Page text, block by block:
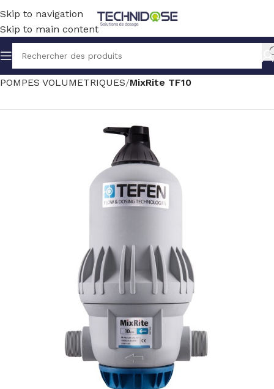
Skip to navigation
Skip to main content
Accueil TRAITEMENT EAU DOSAGE
POMPES VOLUMETRIQUES MixRite TF10